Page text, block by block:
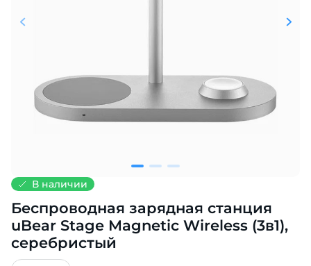
В наличии
Беспроводная зарядная станция
uBear Stage Magnetic Wireless (3в1),
серебристый
25
Добавляйте товары
в корзину
% картой любого банка
Получайте товар
выбранный способом